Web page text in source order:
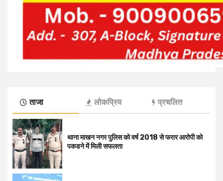
ताजा लोकप्रिय प्रचलित
थाना माखन नगर पुलिस को वर्ष 2018 से फरार आरोपी को
पकडने में मिली सफलता